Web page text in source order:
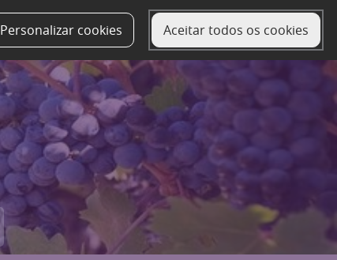
Personalizar cookies Aceitar todos os cookies